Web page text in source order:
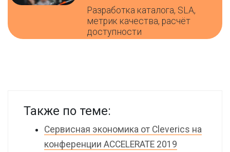
Разработка каталога, SLA,
метрик качества, расчёт
доступности
Также по теме:
Сервисная экономика от Cleverics на
конференции ACCELERATE 2019